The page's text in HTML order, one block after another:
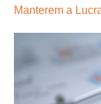
Manterem a